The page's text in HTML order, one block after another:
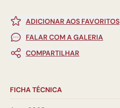
ADICIONAR AOS FAVORITOS
FALAR COM A GALERIA
COMPARTILHAR
FICHA TÉCNICA